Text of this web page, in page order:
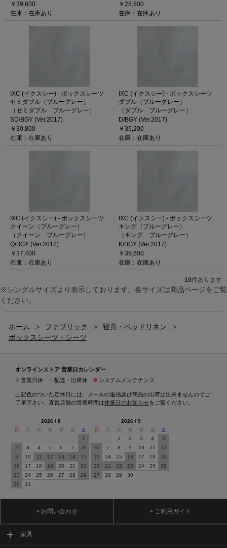
￥39,600
在庫：在庫あり
￥28,600
在庫：在庫あり
IXC (イクスシー) - ボックスシーツ
セミダブル（ブルーグレー）
（セミダブル ブルーグレー）
SD/BGY (Ver.2017)
￥30,800
在庫：在庫あり
IXC (イクスシー) - ボックスシーツ
ダブル（ブルーグレー）
（ダブル ブルーグレー）
D/BGY (Ver.2017)
￥35,200
在庫：在庫あり
IXC (イクスシー) - ボックスシーツ
クイーン（ブルーグレー）
（クイーン ブルーグレー）
Q/BGY (Ver.2017)
￥37,400
在庫：在庫あり
IXC (イクスシー) - ボックスシーツ
キング（ブルーグレー）
（キング ブルーグレー）
K/BGY (Ver.2017)
￥39,600
在庫：在庫あり
10件あります
※シングルサイズより表示しております。各サイズは商品ページをご覧
ください。
ホーム > ファブリック > 寝具・ベッドリネン
>
ボックスシーツ・シーツ
オンラインストア 営業日カレンダー
営業日休 配送・出荷休 ■ システムメンテナンス
上記色のついた定休日には、メールの返信及び商品の出荷は出来ませんのでご
了承下さい。直営店舗の営業時間は休業日のお知らせをご覧ください。
2026 / 8
日
月 火 水 木 金
土
1
2
3 4 5 6 7
8
9
10 11 12 13 14
15
16
17 18 19 20 21
22
23
24 25 26 27 28
29
30
31
2026 / 9
日
月 火 水 木 金
土
1
2 3 4
5
6
7 8 9 10 11
12
13
14 15 16 17 18
19
20
21 22 23 24 25
26
27
28 29 30
> お問い合わせ > ご利用ガイド
家具